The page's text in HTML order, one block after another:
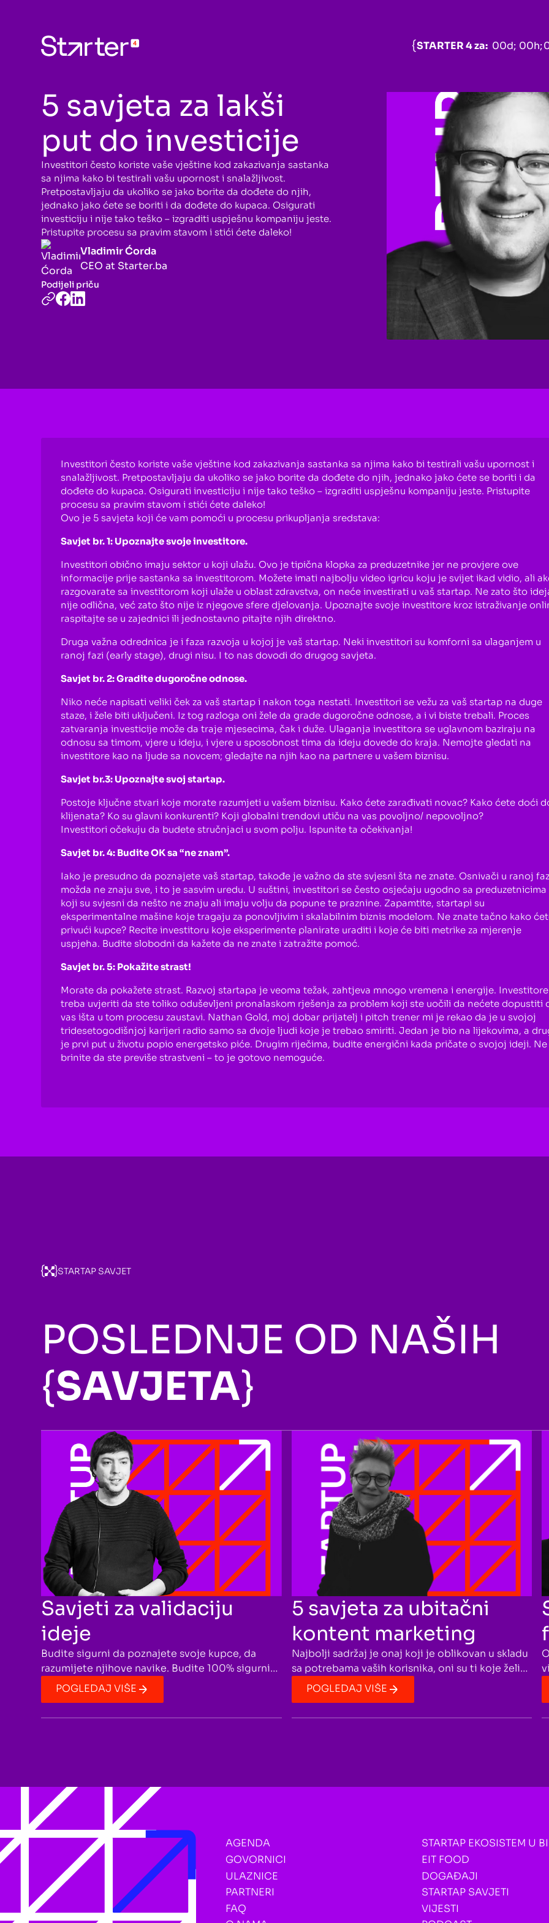
STARTER 4 za: 00d; 00h;
5 savjeta za lakši
put do investicije
Investitori često koriste vaše vještine kod zakazivanja sastanka
sa njima kako bi testirali vašu upornost i snalažljivost.
Pretpostavljaju da ukoliko se jako borite da dođete do njih,
jednako jako ćete se boriti i da dođete do kupaca. Osigurati
investiciju i nije tako teško – izgraditi uspješnu kompaniju jeste.
Pristupite procesu sa pravim stavom i stići ćete daleko!
Vladimir Ćorda
CEO at Starter.ba
Podijeli priču
Investitori često koriste vaše vještine kod zakazivanja sastanka sa njima kako bi testirali vašu upornost i
snalažljivost. Pretpostavljaju da ukoliko se jako borite da dođete do njih, jednako jako ćete se boriti i da
dođete do kupaca. Osigurati investiciju i nije tako teško – izgraditi uspješnu kompaniju jeste. Pristupite
procesu sa pravim stavom i stići ćete daleko!
Ovo je 5 savjeta koji će vam pomoći u procesu prikupljanja sredstava:
Savjet br. 1: Upoznajte svoje investitore.
Investitori obično imaju sektor u koji ulažu. Ovo je tipična klopka za preduzetnike jer ne provjere ove
informacije prije sastanka sa investitorom. Možete imati najbolju video igricu koju je svijet ikad vidio, ali
razgovarate sa investitorom koji ulaže u oblast zdravstva, on neće investirati u vaš startap. Ne zato što
nije odlična, već zato što nije iz njegove sfere djelovanja. Upoznajte svoje investitore kroz istraživanje
raspitajte se u zajednici ili jednostavno pitajte njih direktno.
Druga važna odrednica je i faza razvoja u kojoj je vaš startap. Neki investitori su komforni sa ulaganjem u
ranoj fazi (early stage), drugi nisu. I to nas dovodi do drugog savjeta.
Savjet br. 2: Gradite dugoročne odnose.
Niko neće napisati veliki ček za vaš startap i nakon toga nestati. Investitori se vežu za vaš startap na duge
staze, i žele biti uključeni. Iz tog razloga oni žele da grade dugoročne odnose, a i vi biste trebali. Proces
zatvaranja investicije može da traje mjesecima, čak i duže. Ulaganja investitora se uglavnom baziraju na
odnosu sa timom, vjere u ideju, i vjere u sposobnost tima da ideju dovede do kraja. Nemojte gledati na
investitore kao na ljude sa novcem; gledajte na njih kao na partnere u vašem biznisu.
Savjet br.3: Upoznajte svoj startap.
Postoje ključne stvari koje morate razumjeti u vašem biznisu. Kako ćete zarađivati novac? Kako ćete doći
klijenata? Ko su glavni konkurenti? Koji globalni trendovi utiču na vas povoljno/ nepovoljno?
Investitori očekuju da budete stručnjaci u svom polju. Ispunite ta očekivanja!
Savjet br. 4: Budite OK sa “ne znam”.
Iako je presudno da poznajete vaš startap, takođe je važno da ste svjesni šta ne znate. Osnivači u ranoj
možda ne znaju sve, i to je sasvim uredu. U suštini, investitori se često osjećaju ugodno sa preduzetnicima
koji su svjesni da nešto ne znaju ali imaju volju da popune te praznine. Zapamtite, startapi su
eksperimentalne mašine koje tragaju za ponovljivim i skalabilnim biznis modelom. Ne znate tačno kako
privući kupce? Recite investitoru koje eksperimente planirate uraditi i koje će biti metrike za mjerenje
uspjeha. Budite slobodni da kažete da ne znate i zatražite pomoć.
Savjet br. 5: Pokažite strast!
Morate da pokažete strast. Razvoj startapa je veoma težak, zahtjeva mnogo vremena i energije. Investitore
treba uvjeriti da ste toliko oduševljeni pronalaskom rješenja za problem koji ste uočili da nećete dopustiti
vas išta u tom procesu zaustavi. Nathan Gold, moj dobar prijatelj i pitch trener mi je rekao da je u svojoj
tridesetogodišnjoj karijeri radio samo sa dvoje ljudi koje je trebao smiriti. Jedan je bio na lijekovima, a
je prvi put u životu popio energetsko piće. Drugim riječima, budite energični kada pričate o svojoj ideji. Ne
brinite da ste previše strastveni – to je gotovo nemoguće.
STARTAP SAVJET
POSLEDNJE OD NAŠIH
{SAVJETA}
Savjeti za validaciju
ideje
Budite sigurni da poznajete svoje kupce, da
razumijete njihove navike. Budite 100% sigurni
da, kada je riječ o problemu koji vi riješavate,
znate šta trenutno frustrira vašeg klijenta i šta
POGLEDAJ VIŠE
5 savjeta za ubitačni
kontent marketing
Najbolji sadržaj je onaj koji je oblikovan u skladu
sa potrebama vaših korisnika, oni su ti koje želite
privući na vaš sajt ili na vaše društvene mreže.
Razmislite kako se oni osjećaju. Razmislite koji
POGLEDAJ VIŠE
AGENDA
GOVORNICI
ULAZNICE
PARTNERI
FAQ
STARTAP EKOSISTEM U
EIT FOOD
DOGAĐAJI
STARTAP SAVJETI
VIJESTI